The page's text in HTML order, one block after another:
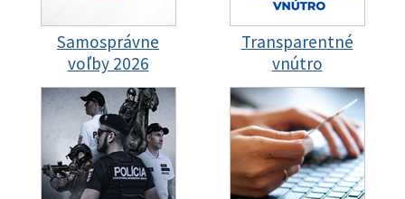
Samosprávne
voľby 2026
Transparentné
vnútro